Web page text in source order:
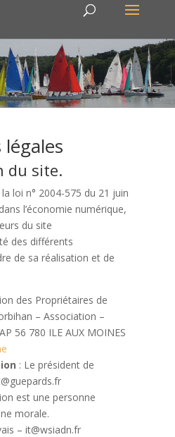
du site.
loi n° 2004-575 du 21 juin
l’économie numérique,
du site
des différents
de sa réalisation et de
des Propriétaires de
– Association –
56 780 ILE AUX MOINES
: Le président de
est une personne
morale.
– it@wsiadn.fr